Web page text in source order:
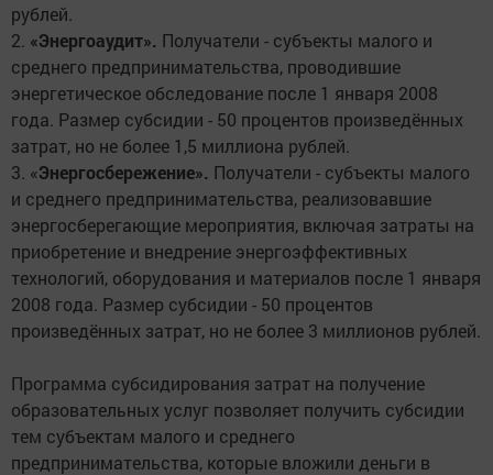
рублей.
2. «Энергоаудит». Получатели - субъекты малого и
среднего предпринимательства, проводившие
энергетическое обследование после 1 января 2008
года. Размер субсидии - 50 процентов произведённых
затрат, но не более 1,5 миллиона рублей.
3. «Энергосбережение». Получатели - субъекты малого
и среднего предпринимательства, реализовавшие
энергосберегающие мероприятия, включая затраты на
приобретение и внедрение энергоэффективных
технологий, оборудования и материалов после 1 января
2008 года. Размер субсидии - 50 процентов
произведённых затрат, но не более 3 миллионов рублей.
Программа субсидирования затрат на получение
образовательных услуг позволяет получить субсидии
тем субъектам малого и среднего
предпринимательства, которые вложили деньги в